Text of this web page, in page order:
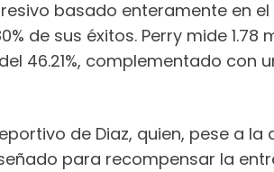
basado enteramente en el
de sus éxitos. Perry mide
46.21%, complementado con
de Diaz, quien, pese a
para recompensar la